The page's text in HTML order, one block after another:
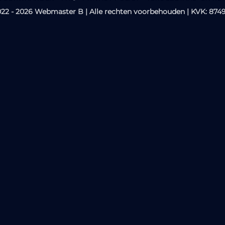
- 2026 Webmaster B | Alle rechten voorbehouden | KVK: